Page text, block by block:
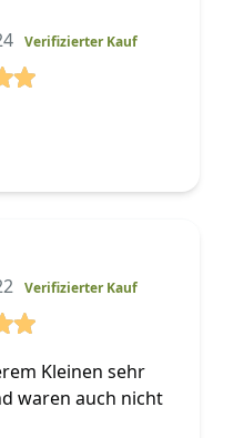
Verifizierter Kauf
Verifizierter Kauf
Kleinen sehr
waren auch nicht